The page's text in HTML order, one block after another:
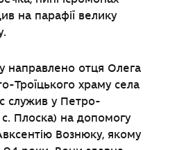
на парафії велику
направлено отця Олега
Троїцького храму села
служив у Петро-
с. Плоска) на допомогу
Вознюку, якому